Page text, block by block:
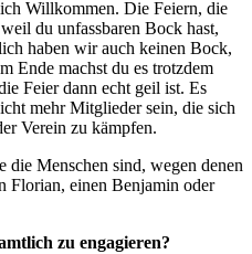
Willkommen. Die Feiern, die
du unfassbaren Bock hast,
haben wir auch keinen Bock,
Ende machst du es trotzdem
Feier dann echt geil ist. Es
mehr Mitglieder sein, die sich
Verein zu kämpfen.
die Menschen sind, wegen denen
Florian, einen Benjamin oder
zu engagieren?